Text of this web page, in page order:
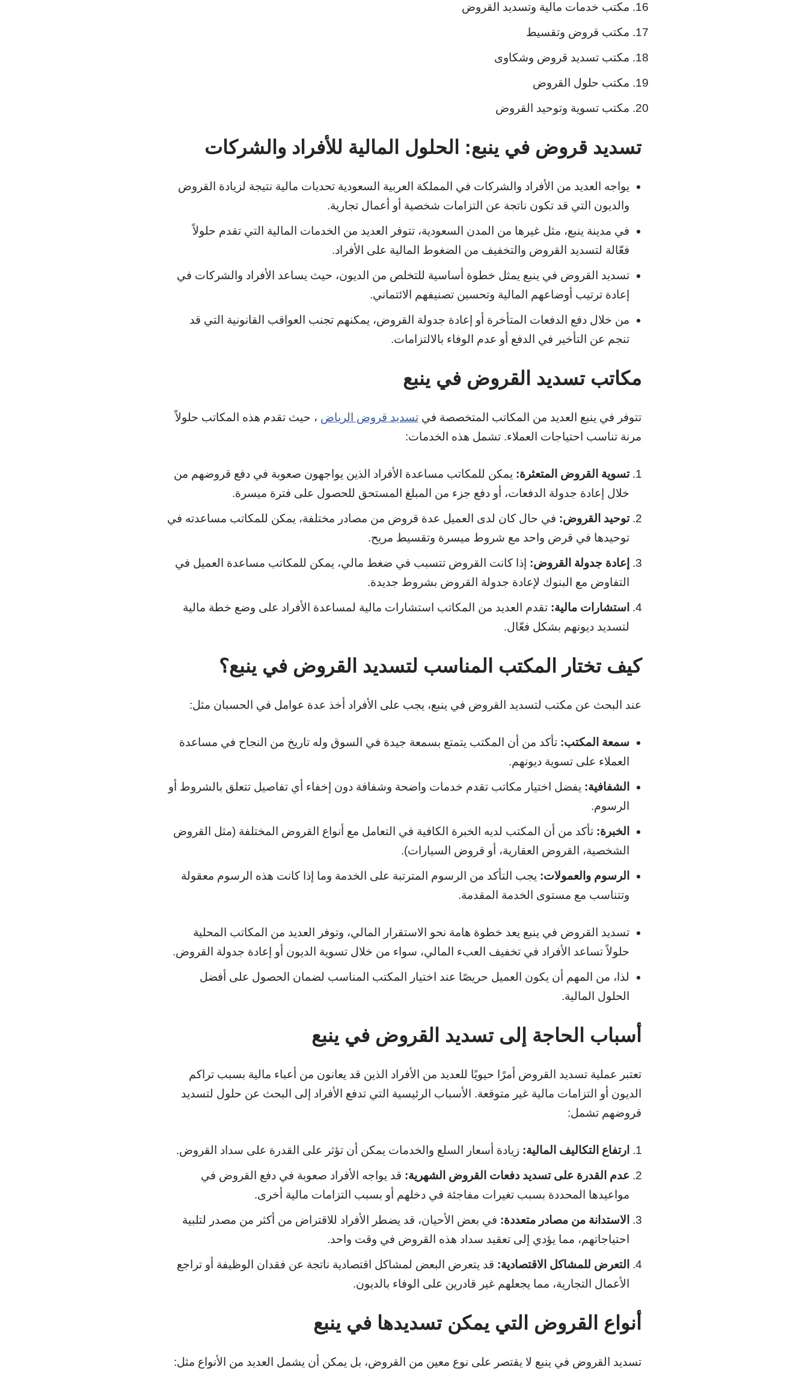
مكتب خدمات مالية وتسديد القروض
مكتب قروض وتقسيط
مكتب تسديد قروض وشكاوى
مكتب حلول القروض
مكتب تسوية وتوحيد القروض
تسديد قروض في ينبع: الحلول المالية للأفراد والشركات
يواجه العديد من الأفراد والشركات في المملكة العربية السعودية تحديات مالية نتيجة لزيادة القروض
والديون التي قد تكون ناتجة عن التزامات شخصية أو أعمال تجارية.
في مدينة ينبع، مثل غيرها من المدن السعودية، تتوفر العديد من الخدمات المالية التي تقدم حلولاً
فعّالة لتسديد القروض والتخفيف من الضغوط المالية على الأفراد.
تسديد القروض في ينبع يمثل خطوة أساسية للتخلص من الديون، حيث يساعد الأفراد والشركات في
إعادة ترتيب أوضاعهم المالية وتحسين تصنيفهم الائتماني.
من خلال دفع الدفعات المتأخرة أو إعادة جدولة القروض، يمكنهم تجنب العواقب القانونية التي قد
تنجم عن التأخير في الدفع أو عدم الوفاء بالالتزامات.
مكاتب تسديد القروض في ينبع
تتوفر في ينبع العديد من المكاتب المتخصصة فيتسديد قروض الرياض ، حيث تقدم هذه المكاتب حلولاً
مرنة تناسب احتياجات العملاء. تشمل هذه الخدمات:
تسوية القروض المتعثرة: يمكن للمكاتب مساعدة الأفراد الذين يواجهون صعوبة في دفع قروضهم من
خلال إعادة جدولة الدفعات، أو دفع جزء من المبلغ المستحق للحصول على فترة ميسرة.
توحيد القروض: في حال كان لدى العميل عدة قروض من مصادر مختلفة، يمكن للمكاتب مساعدته في
توحيدها في قرض واحد مع شروط ميسرة وتقسيط مريح.
إعادة جدولة القروض: إذا كانت القروض تتسبب في ضغط مالي، يمكن للمكاتب مساعدة العميل في
التفاوض مع البنوك لإعادة جدولة القروض بشروط جديدة.
استشارات مالية: تقدم العديد من المكاتب استشارات مالية لمساعدة الأفراد على وضع خطة مالية
لتسديد ديونهم بشكل فعّال.
كيف تختار المكتب المناسب لتسديد القروض في ينبع؟
عند البحث عن مكتب لتسديد القروض في ينبع، يجب على الأفراد أخذ عدة عوامل في الحسبان مثل:
سمعة المكتب: تأكد من أن المكتب يتمتع بسمعة جيدة في السوق وله تاريخ من النجاح في مساعدة
العملاء على تسوية ديونهم.
الشفافية: يفضل اختيار مكاتب تقدم خدمات واضحة وشفافة دون إخفاء أي تفاصيل تتعلق بالشروط أو
الرسوم.
الخبرة: تأكد من أن المكتب لديه الخبرة الكافية في التعامل مع أنواع القروض المختلفة (مثل القروض
الشخصية، القروض العقارية، أو قروض السيارات).
الرسوم والعمولات: يجب التأكد من الرسوم المترتبة على الخدمة وما إذا كانت هذه الرسوم معقولة
وتتناسب مع مستوى الخدمة المقدمة.
تسديد القروض في ينبع يعد خطوة هامة نحو الاستقرار المالي، وتوفر العديد من المكاتب المحلية
حلولاً تساعد الأفراد في تخفيف العبء المالي، سواء من خلال تسوية الديون أو إعادة جدولة القروض.
لذا، من المهم أن يكون العميل حريصًا عند اختيار المكتب المناسب لضمان الحصول على أفضل
الحلول المالية.
أسباب الحاجة إلى تسديد القروض في ينبع
تعتبر عملية تسديد القروض أمرًا حيويًا للعديد من الأفراد الذين قد يعانون من أعباء مالية بسبب تراكم
الديون أو التزامات مالية غير متوقعة. الأسباب الرئيسية التي تدفع الأفراد إلى البحث عن حلول لتسديد
قروضهم تشمل:
ارتفاع التكاليف المالية: زيادة أسعار السلع والخدمات يمكن أن تؤثر على القدرة على سداد القروض.
عدم القدرة على تسديد دفعات القروض الشهرية: قد يواجه الأفراد صعوبة في دفع القروض في
مواعيدها المحددة بسبب تغيرات مفاجئة في دخلهم أو بسبب التزامات مالية أخرى.
الاستدانة من مصادر متعددة: في بعض الأحيان، قد يضطر الأفراد للاقتراض من أكثر من مصدر لتلبية
احتياجاتهم، مما يؤدي إلى تعقيد سداد هذه القروض في وقت واحد.
التعرض للمشاكل الاقتصادية: قد يتعرض البعض لمشاكل اقتصادية ناتجة عن فقدان الوظيفة أو تراجع
الأعمال التجارية، مما يجعلهم غير قادرين على الوفاء بالديون.
أنواع القروض التي يمكن تسديدها في ينبع
تسديد القروض في ينبع لا يقتصر على نوع معين من القروض، بل يمكن أن يشمل العديد من الأنواع مثل: